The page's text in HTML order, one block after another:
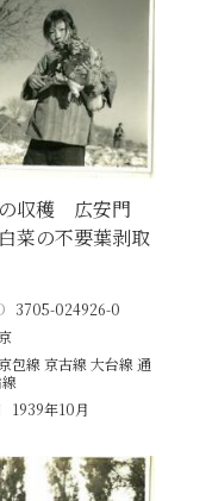
収穫 広安門
菜の不要葉剥取
3705-024926-0
包線 京古線 大台線 通
1939年10月